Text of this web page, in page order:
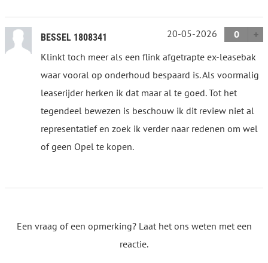
BESSEL 1808341 20-05-2026
0
Klinkt toch meer als een flink afgetrapte ex-leasebak
waar vooral op onderhoud bespaard is. Als voormalig
leaserijder herken ik dat maar al te goed. Tot het
tegendeel bewezen is beschouw ik dit review niet al
representatief en zoek ik verder naar redenen om wel
of geen Opel te kopen.
Een vraag of een opmerking? Laat het ons weten met een
reactie.